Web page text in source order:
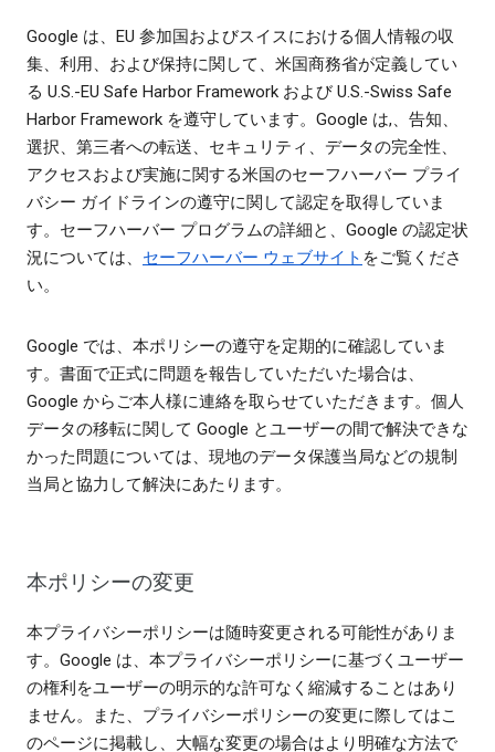
Google は、EU 参加国およびスイスにおける個人情報の収
集、利用、および保持に関して、米国商務省が定義してい
る U.S.-EU Safe Harbor Framework および U.S.-Swiss Safe
Harbor Framework を遵守しています。Google は,、告知、
選択、第三者への転送、セキュリティ、データの完全性、
アクセスおよび実施に関する米国のセーフハーバー プライ
バシー ガイドラインの遵守に関して認定を取得していま
す。セーフハーバー プログラムの詳細と、Google の認定状
況については、 セーフハーバー ウェブサイト をご覧くださ
い。
Google では、本ポリシーの遵守を定期的に確認していま
す。書面で正式に問題を報告していただいた場合は、
Google からご本人様に連絡を取らせていただきます。個人
データの移転に関して Google とユーザーの間で解決できな
かった問題については、現地のデータ保護当局などの規制
当局と協力して解決にあたります。
本ポリシーの変更
本プライバシーポリシーは随時変更される可能性がありま
す。Google は、本プライバシーポリシーに基づくユーザー
の権利をユーザーの明示的な許可なく縮減することはあり
ません。また、プライバシーポリシーの変更に際してはこ
のページに掲載し、大幅な変更の場合はより明確な方法で